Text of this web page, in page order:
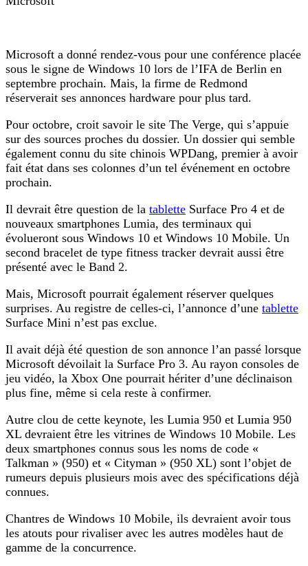
Microsoft a donné rendez-vous pour une conférence placée
sous le signe de Windows 10 lors de l’IFA de Berlin en
septembre prochain. Mais, la firme de Redmond
réserverait ses annonces hardware pour plus tard.
Pour octobre, croit savoir le site The Verge, qui s’appuie
sur des sources proches du dossier. Un dossier qui semble
également connu du site chinois WPDang, premier à avoir
fait état dans ses colonnes d’un tel événement en octobre
prochain.
Il devrait être question de la tablette Surface Pro 4 et de
nouveaux smartphones Lumia, des terminaux qui
évolueront sous Windows 10 et Windows 10 Mobile. Un
second bracelet de type fitness tracker devrait aussi être
présenté avec le Band 2.
Mais, Microsoft pourrait également réserver quelques
surprises. Au registre de celles-ci, l’annonce d’une tablette
Surface Mini n’est pas exclue.
Il avait déjà été question de son annonce l’an passé lorsque
Microsoft dévoilait la Surface Pro 3. Au rayon consoles de
jeu vidéo, la Xbox One pourrait hériter d’une déclinaison
plus fine, même si cela reste à confirmer.
Autre clou de cette keynote, les Lumia 950 et Lumia 950
XL devraient être les vitrines de Windows 10 Mobile. Les
deux smartphones connus sous les noms de code «
Talkman » (950) et « Cityman » (950 XL) sont l’objet de
rumeurs depuis plusieurs mois avec des spécifications déjà
connues.
Chantres de Windows 10 Mobile, ils devraient avoir tous
les atouts pour rivaliser avec les autres modèles haut de
gamme de la concurrence.